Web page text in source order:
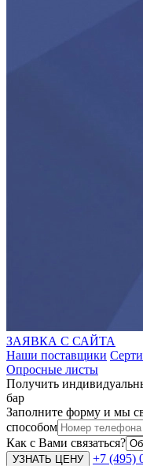
ЗАЯВКА С САЙТА
Наши поставщики
Опросные листы
Получить
бар
Заполните форму и мы
способом
Как с Вами связаться?
+7 (495)